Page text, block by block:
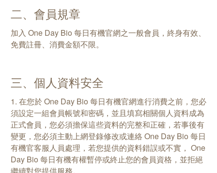
二、會員規章
加入 One Day Bio 每日有機官網之一般會員，終身有效、
免費註冊、消費金額不限。
三、個人資料安全
1. 在您於 One Day Bio 每日有機官網進行消費之前，您必
須設定一組會員帳號和密碼，並且填寫相關個人資料成為
正式會員，您必須擔保這些資料的完整和正確，若事後有
變更，您必須主動上網登錄修改或連絡 One Day Bio 每日
有機官客服人員處理，若您提供的資料錯誤或不實， One
Day Bio 每日有機有權暫停或終止您的會員資格，並拒絕